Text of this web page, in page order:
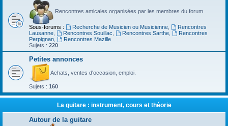
Rencontres amicales organisées par les membres du forum
Sous-forums : Recherche de Musicien ou Musicienne,
Rencontres
Lausanne
Rencontres Souillac Rencontres Sarthe,
Rencontres
Perpignan
Rencontres Mazille
Sujets : 220
Petites annonces
Achats, ventes d'occasion, emploi.
Sujets : 160
La guitare : instrument, cours et théorie
Autour de la guitare